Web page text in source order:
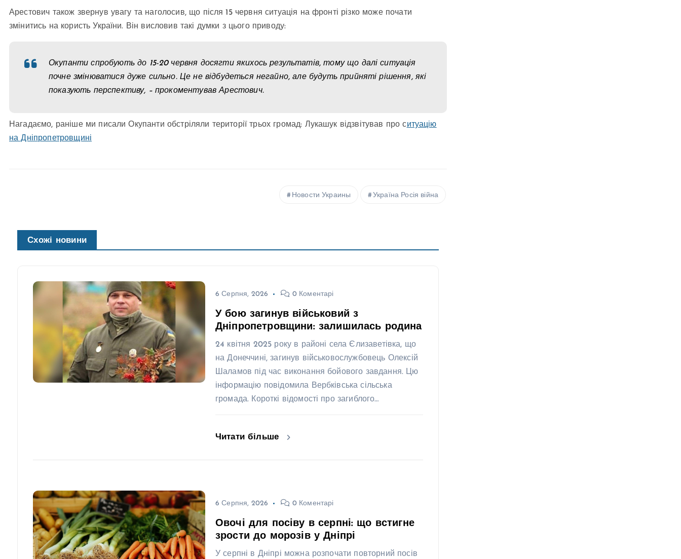
Арестович також звернув увагу та наголосив, що після 15 червня ситуація на фронті різко може почати
змінитись на користь України. Він висловив такі думки з цього приводу:
Окупанти спробують до 15-20 червня досягти якихось результатів, тому що далі ситуація
почне змінюватися дуже сильно. Це не відбудеться негайно, але будуть прийняті рішення, які
показують перспективу, – прокоментував Арестович.
Нагадаємо, раніше ми писали Окупанти обстріляли території трьох громад: Лукашук відзвітував про ситуацію
на Дніпропетровщині
Новости Украины Україна Росія війна
Схожі новини
6 Серпня, 2026 0 Коментарі
У бою загинув військовий з
Дніпропетровщини: залишилась родина
24 квітня 2025 року в районі села Єлизаветівка, що
на Донеччині, загинув військовослужбовець Олексій
Шаламов під час виконання бойового завдання. Цю
інформацію повідомила Вербківська сільська
громада. Короткі відомості про загиблого…
Читати більше
6 Серпня, 2026 0 Коментарі
Овочі для посіву в серпні: що встигне
зрости до морозів у Дніпрі
У серпні в Дніпрі можна розпочати повторний посів